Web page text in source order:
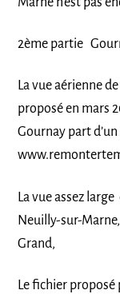
2ème partie
La vue aérienne
proposé en mars
Gournay part
La vue assez
Neuilly-sur-
Grand,
Le fichier proposé